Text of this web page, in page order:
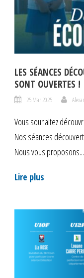
LES SÉANCES
SONT OUVERTES !
25 Mar 2025
Vous souhaitez
Nos séances
Nous vous proposons...
Lire plus